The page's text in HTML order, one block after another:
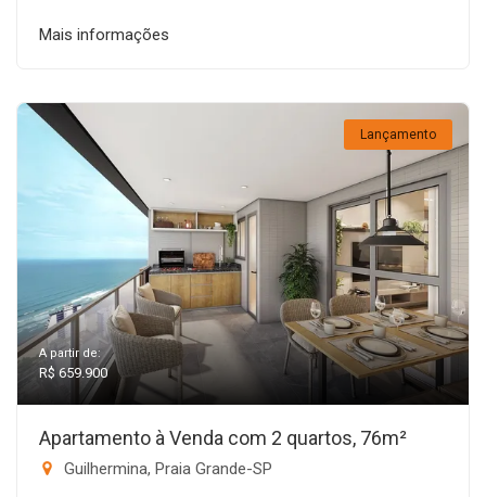
Mais informações
Lançamento
A partir de:
R$ 659.900
Apartamento à Venda com 2 quartos, 76m²
Guilhermina, Praia Grande-SP